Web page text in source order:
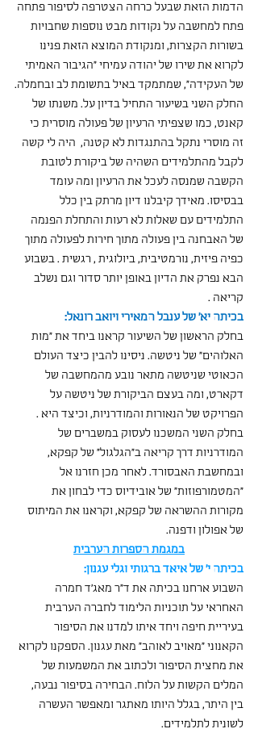
הדמות הזאת שבעל כרחה הצטרפה לסיפור פתחה
פתח למחשבה על נקודות מבט נוספות שחבויות
בשורות הקצרות, ומנקודת המוצא הזאת פנינו
לקרוא את שירו של יהודה עמיחי "הגיבור האמיתי
של העקידה", שמתמקד באיל בתשומת לב ובחמלה.
החלק השני בשיעור התחיל בדיון על. משנתו של
קאנט, כמו שצפיתי הרעיון של פעולה מוסרית כי
זה מוסרי נתקל בהתנגדות לא קטנה,  היה לי קשה
לקבל מהתלמידים השהיה של ביקורת לטובת
הקשבה שמנסה לעכל את הרעיון ומה עומד
בבסיסו. מאידך קיבלנו דיון מרתק בין כלל
התלמידים עם שאלות לא רעות והתחלת הפנמה
של האבחנה בין פעולה מתוך חירות לפעולה מתוך
כפיה פיזית, נורמטיבית, ביולוגית , רגשית . בשבוע
הבא נפרק את הדיון באופן יותר סדור וגם נשלב
קריאה .
בכיתה יא' של ענבל המאירי ויואב רונאל:
בחלק הראשון של השיעור קראנו ביחד את ״מות
האלוהים״ של ניטשה. ניסינו להבין כיצד העולם
הכאוטי שניטשה מתאר נובע מהמחשבה של
דקארט, ומה בעצם הביקורת של ניטשה על
הפרויקט של הנאורות והמודרניות, וכיצד היא .
בחלק השני המשכנו לעסוק במשברים של
המודרניות דרך קריאה ב״הגלגול״ של קפקא,
ובמחשבת האבסורד. לאחר מכן חזרנו אל
״המטמורפוזות״ של אובידיוס כדי לבחון את
מקורות ההשראה של קפקא, וקראנו את המיתוס
של אפולון ודפנה.
במגמת הספרות הערבית
בכיתה י' של איאד ברגותי וגלי עגנון:
השבוע ארחנו בכיתה את ד"ר מאג'ד חמרה
האחראי על תוכניות הלימוד לחברה הערבית
בעיריית חיפה ויחד איתו למדנו את הסיפור
הקאנוני "מאויב לאוהב" מאת עגנון. הספקנו לקרוא
את מחצית הסיפור ולכתוב את המשמעות של
המלים הקשות על הלוח. הבחירה בסיפור נבעה,
בין היתר, בגלל היותו מאתגר ומאפשר העשרה
לשונית לתלמידים.